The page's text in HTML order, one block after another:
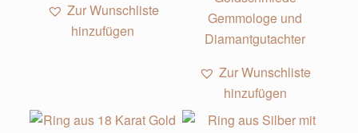
Zur Wunschliste
hinzufügen
Zur Wunschliste
hinzufügen